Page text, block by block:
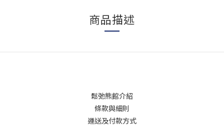
商品描述
鬆弛熊館介紹
條款與細則
運送及付款方式